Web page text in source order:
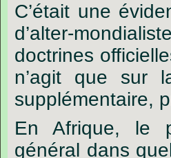
C’était une
d’alter-
doctrines
n’agit que sur
supplémentaire,
En Afrique, le
général dans